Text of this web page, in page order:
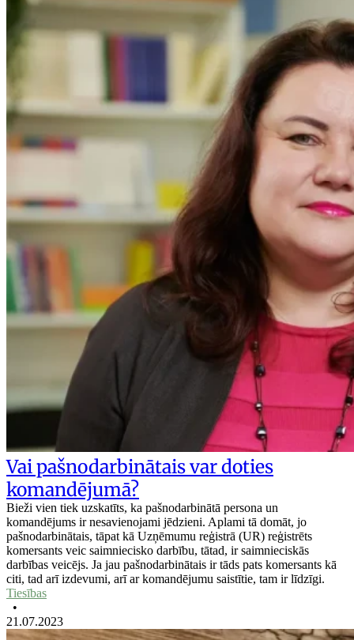
Vai pašnodarbinātais var doties
komandējumā?
Bieži vien tiek uzskatīts, ka pašnodarbinātā persona un
komandējums ir nesavienojami jēdzieni. Aplami tā domāt, jo
pašnodarbinātais, tāpat kā Uzņēmumu reģistrā (UR) reģistrēts
komersants veic saimniecisko darbību, tātad, ir saimnieciskās
darbības veicējs. Ja jau pašnodarbinātais ir tāds pats komersants kā
citi, tad arī izdevumi, arī ar komandējumu saistītie, tam ir līdzīgi.
Tiesības
•
21.07.2023